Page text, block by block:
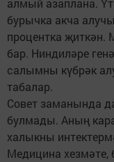
алмый азаплана.
бурычка акча
процентка
бар. Ниндиләре
салымны күбрәк
табалар.
Совет заманында
булмады. Аның
халыкны
Медицина хезмәте,